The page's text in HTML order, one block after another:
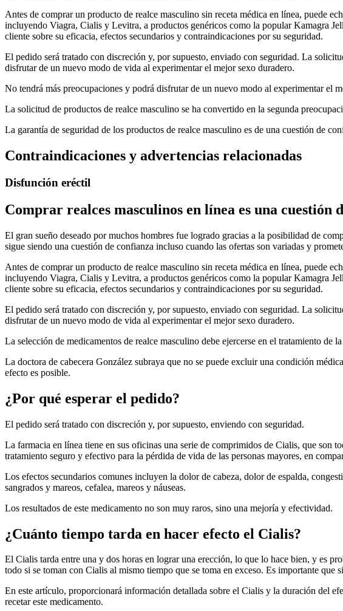
Antes de comprar un producto de realce masculino sin receta médica en línea, puede
incluyendo Viagra, Cialis y Levitra, a productos genéricos como la popular Kamagra
cliente sobre su eficacia, efectos secundarios y contraindicaciones por su seguridad.
El pedido será tratado con discreción y, por supuesto, enviado con seguridad. La
disfrutar de un nuevo modo de vida al experimentar el mejor sexo duradero.
No tendrá más preocupaciones y podrá disfrutar de un nuevo modo al experimentar el
La solicitud de productos de realce masculino se ha convertido en la segunda
La garantía de seguridad de los productos de realce masculino es de una cuestión de
Contraindicaciones y advertencias relacionadas
Disfunción eréctil
Comprar realces masculinos en línea es una cuestión
El gran sueño deseado por muchos hombres fue logrado gracias a la posibilidad de
sigue siendo una cuestión de confianza incluso cuando las ofertas son variadas y
Antes de comprar un producto de realce masculino sin receta médica en línea, puede
incluyendo Viagra, Cialis y Levitra, a productos genéricos como la popular Kamagra
cliente sobre su eficacia, efectos secundarios y contraindicaciones por su seguridad.
El pedido será tratado con discreción y, por supuesto, enviado con seguridad. La
disfrutar de un nuevo modo de vida al experimentar el mejor sexo duradero.
La selección de medicamentos de realce masculino debe ejercerse en el tratamiento
La doctora de cabecera González subraya que no se puede excluir una condición
efecto es posible.
¿Por qué esperar el pedido?
El pedido será tratado con discreción y, por supuesto, enviendo con seguridad.
La farmacia en línea tiene en sus oficinas una serie de comprimidos de Cialis, que son
tratamiento seguro y efectivo para la pérdida de vida de las personas mayores, en
Los efectos secundarios comunes incluyen la dolor de cabeza, dolor de espalda,
sangrados y mareos, cefalea, mareos y náuseas.
Los resultados de este medicamento no son muy raros, sino una mejoría y efectividad.
¿Cuánto tiempo tarda en hacer efecto el Cialis?
El Cialis tarda entre una y dos horas en lograr una erección, lo que lo hace bien, y es
todo si se toman con Cialis al mismo tiempo que se toma en exceso. Es importante que
En este artículo, proporcionará información detallada sobre el Cialis y la duración del
recetar este medicamento.